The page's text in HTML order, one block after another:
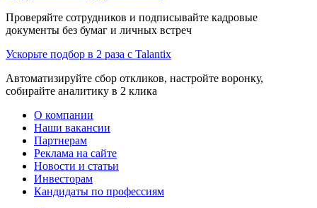
Проверяйте сотрудников и подписывайте кадровые
документы без бумаг и личных встреч
Ускорьте подбор в 2 раза с Talantix
Автоматизируйте сбор откликов, настройте воронку,
собирайте аналитику в 2 клика
О компании
Наши вакансии
Партнерам
Реклама на сайте
Новости и статьи
Инвесторам
Кандидаты по профессиям